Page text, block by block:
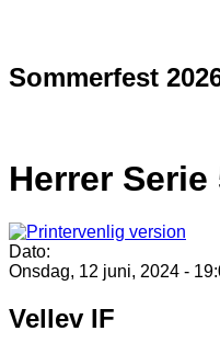
Sommerfest
Herrer Serie
Dato:
Onsdag, 12 juni, 2024 -
Vellev IF